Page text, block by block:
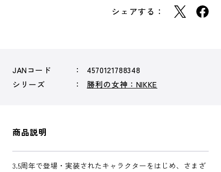
シェアする：
JANコード
4570121788348
シリーズ
勝利の女神：NIKKE
商品説明
3.5周年で登場・実装されたキャラクターをはじめ、さまざ